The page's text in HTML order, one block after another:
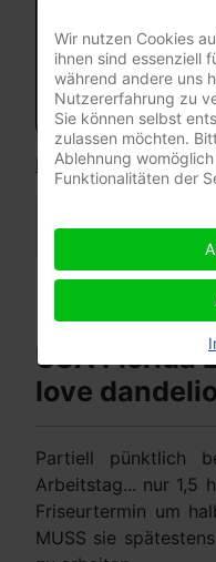
https://
Weiterlesen …
USA Florida
love
Partiell pünktlich
Arbeitstag... nur 1,5
Friseurtermin um
MUSS sie
Wir nutzen Cookies
ihnen sind essenziell
während andere uns
Nutzererfahrung zu
Sie können selbst
zulassen möchten.
Ablehnung
Funktionalitäten der